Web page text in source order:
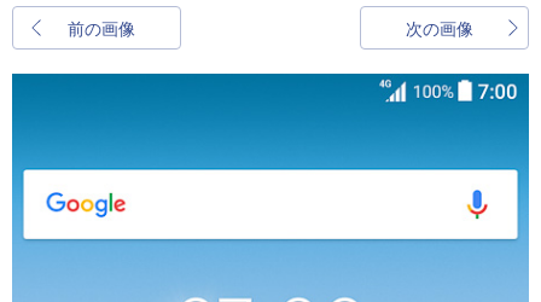
前の画像 次の画像